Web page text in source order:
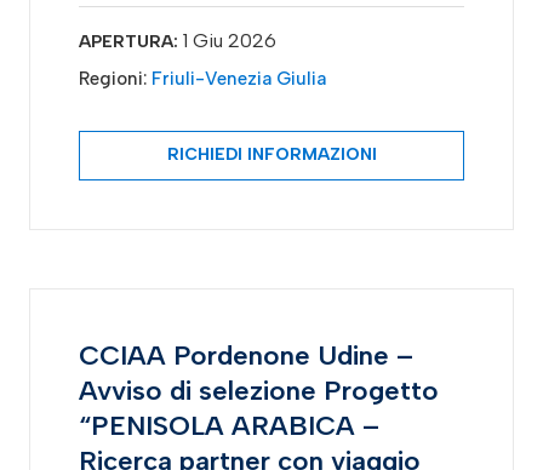
APERTURA: 1 Giu 2026
Regioni: Friuli-Venezia Giulia
RICHIEDI INFORMAZIONI
CCIAA Pordenone Udine –
Avviso di selezione Progetto
“PENISOLA ARABICA –
Ricerca partner con viaggio